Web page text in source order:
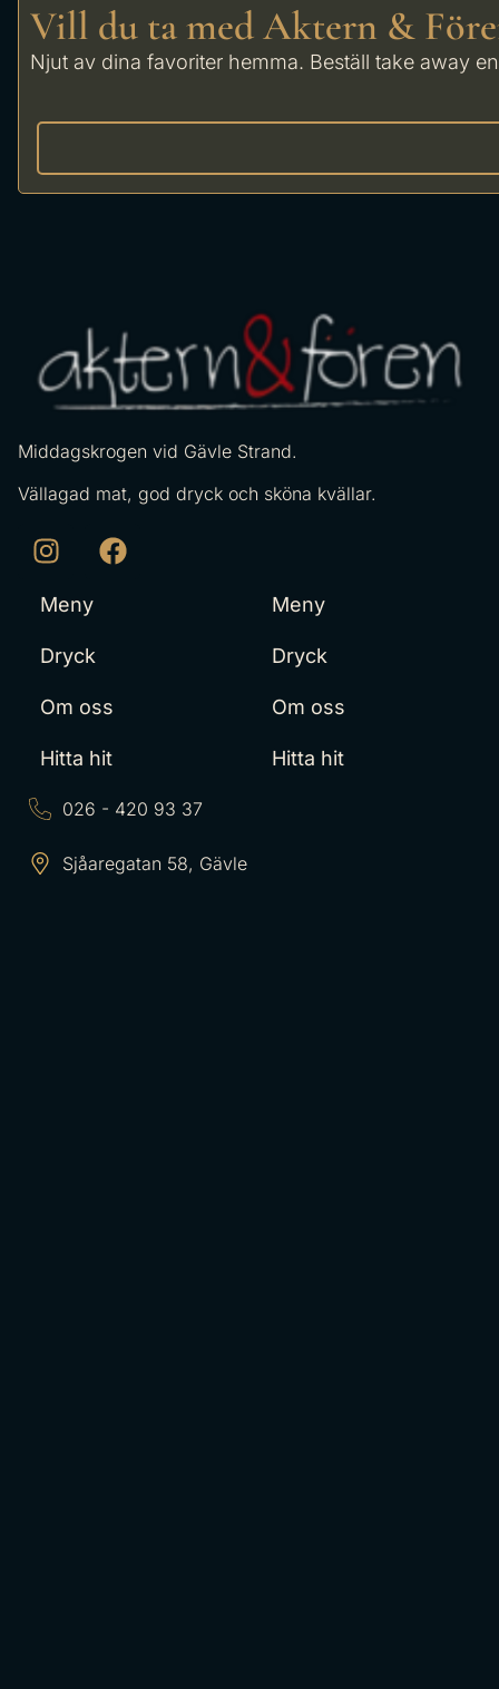
Vill du ta med Aktern &
Njut av dina favoriter hemma. Beställ take away
Middagskrogen vid Gävle Strand.
Vällagad mat, god dryck och sköna kvällar.
Meny
Dryck
Om oss
Hitta hit
Meny
Dryck
Om oss
Hitta hit
026 - 420 93 37
Sjåaregatan 58, Gävle